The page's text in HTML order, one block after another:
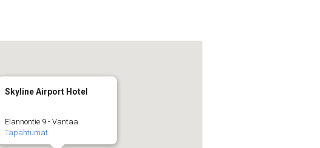
Skyline Airport Hotel
Elannontie 9 - Vantaa
Tapahtumat